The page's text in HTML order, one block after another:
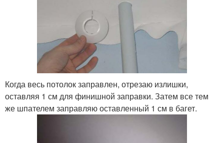
Когда весь потолок заправлен, отрезаю излишки,
оставляя 1 см для финишной заправки. Затем все тем
же шпателем заправляю оставленный 1 см в багет.